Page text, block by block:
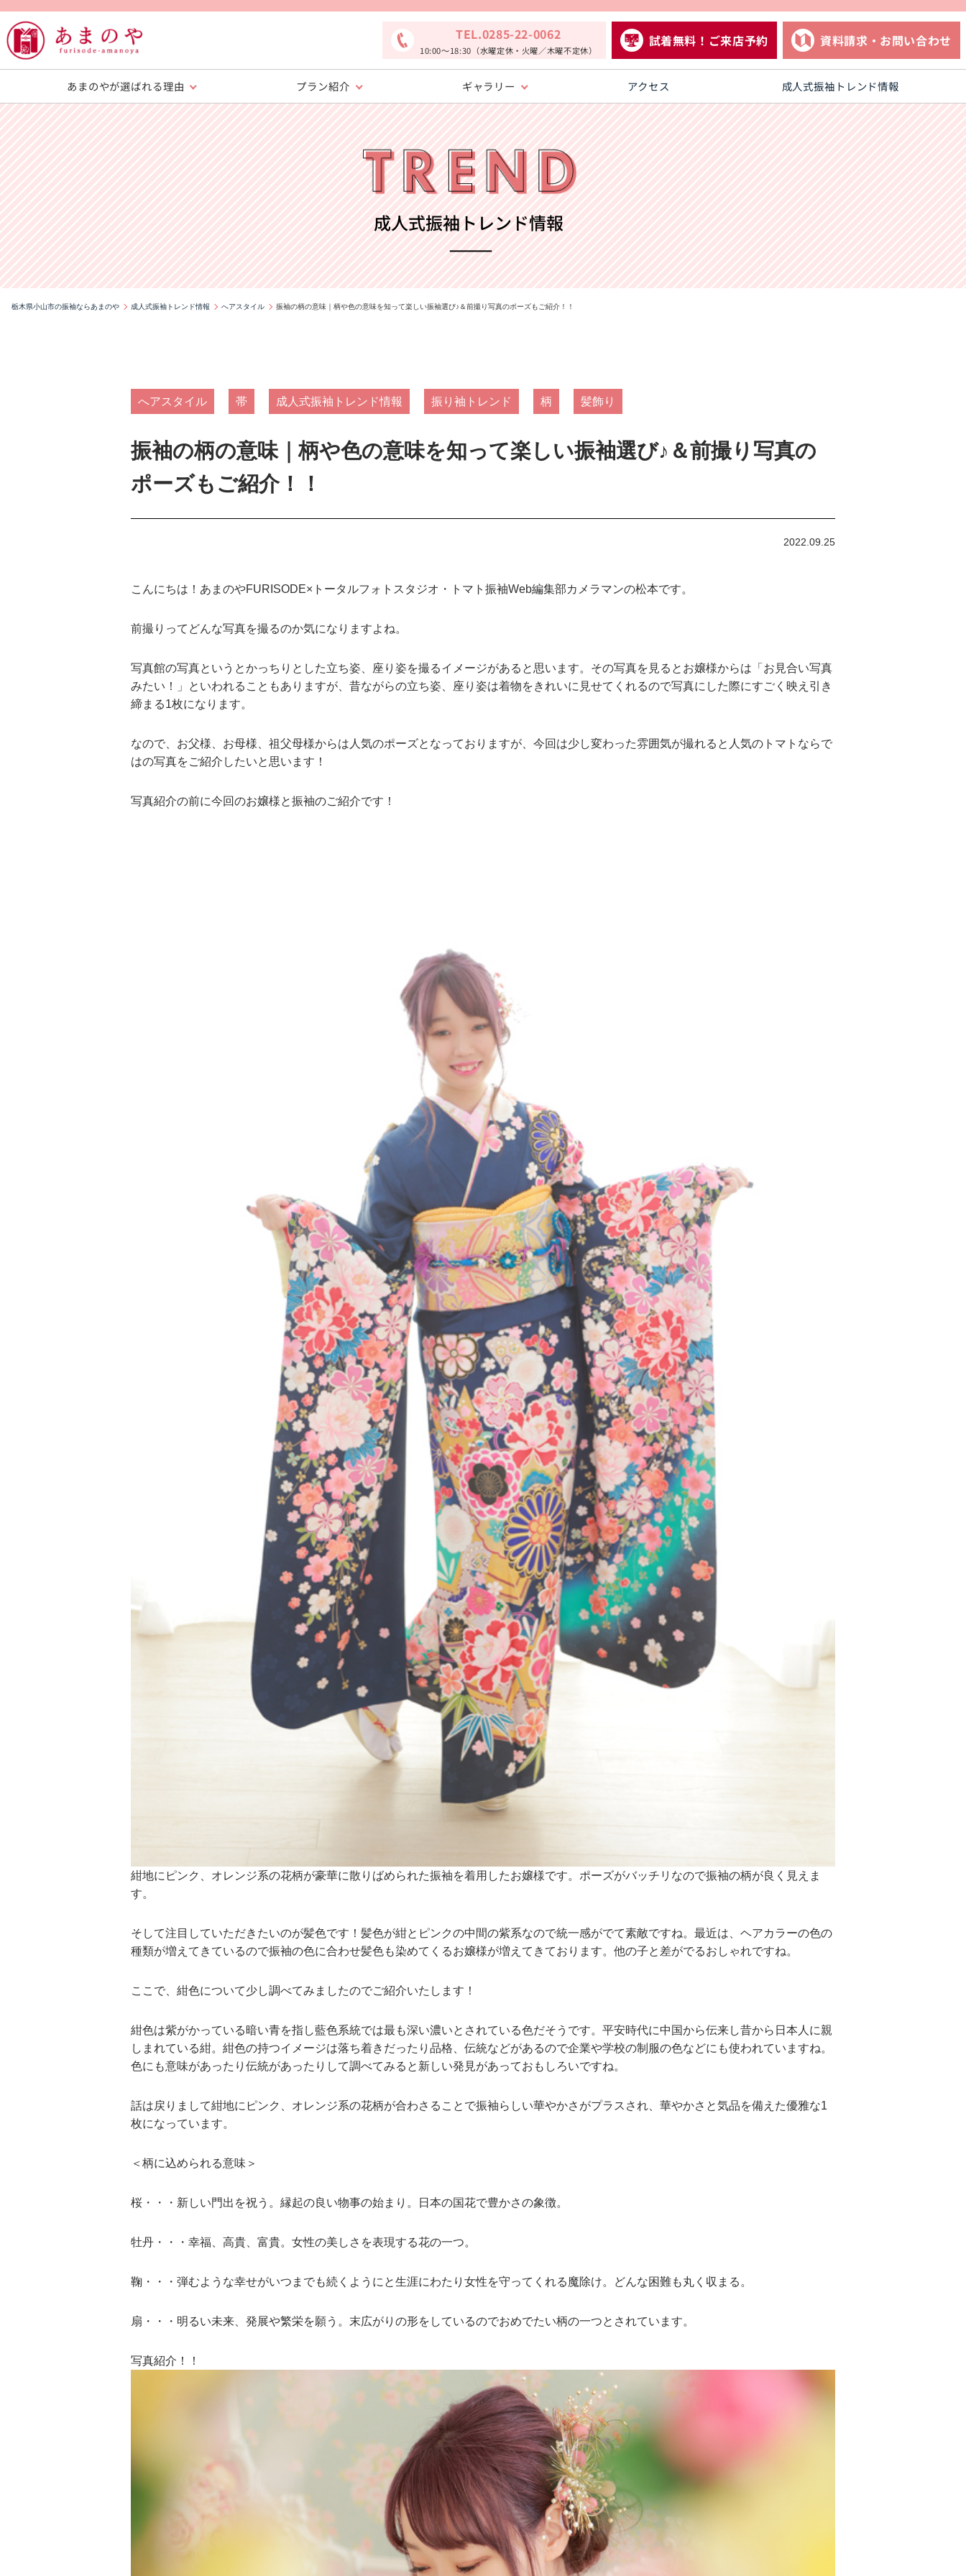
TEL.0285-22-0062
10:00〜18:30（水曜定休・火曜／木曜不定休）
試着無料！ご来店予約 資料請求・お問い合わせ
あまのやが選ばれる理由 プラン紹介 ギャラリー アクセス 成人式振袖トレンド情報
栃木県小山市の振袖ならあまのや 成人式振袖トレンド情報 へアスタイル 振袖の柄の意味｜柄や色の意味を知って楽しい振袖選び♪＆前撮り写真のポーズもご紹介！！
へアスタイル 帯 成人式振袖トレンド情報 振り袖トレンド 柄 髪飾り
振袖の柄の意味｜柄や色の意味を知って楽しい振袖選び♪＆前撮り写真の
ポーズもご紹介！！
2022.09.25
こんにちは！あまのやFURISODE×トータルフォトスタジオ・トマト振袖Web編集部カメラマンの松本です。
前撮りってどんな写真を撮るのか気になりますよね。
写真館の写真というとかっちりとした立ち姿、座り姿を撮るイメージがあると思います。その写真を見るとお嬢様からは「お見合い写真
みたい！」といわれることもありますが、昔ながらの立ち姿、座り姿は着物をきれいに見せてくれるので写真にした際にすごく映え引き
締まる1枚になります。
なので、お父様、お母様、祖父母様からは人気のポーズとなっておりますが、今回は少し変わった雰囲気が撮れると人気のトマトならで
はの写真をご紹介したいと思います！
写真紹介の前に今回のお嬢様と振袖のご紹介です！
紺地にピンク、オレンジ系の花柄が豪華に散りばめられた振袖を着用したお嬢様です。ポーズがバッチリなので振袖の柄が良く見えま
す。
そして注目していただきたいのが髪色です！髪色が紺とピンクの中間の紫系なので統一感がでて素敵ですね。最近は、ヘアカラーの色の
種類が増えてきているので振袖の色に合わせ髪色も染めてくるお嬢様が増えてきております。他の子と差がでるおしゃれですね。
ここで、紺色について少し調べてみましたのでご紹介いたします！
紺色は紫がかっている暗い青を指し藍色系統では最も深い濃いとされている色だそうです。平安時代に中国から伝来し昔から日本人に親
しまれている紺。紺色の持つイメージは落ち着きだったり品格、伝統などがあるので企業や学校の制服の色などにも使われていますね。
色にも意味があったり伝統があったりして調べてみると新しい発見があっておもしろいですね。
話は戻りまして紺地にピンク、オレンジ系の花柄が合わさることで振袖らしい華やかさがプラスされ、華やかさと気品を備えた優雅な1
枚になっています。
＜柄に込められる意味＞
桜・・・新しい門出を祝う。縁起の良い物事の始まり。日本の国花で豊かさの象徴。
牡丹・・・幸福、高貴、富貴。女性の美しさを表現する花の一つ。
鞠・・・弾むような幸せがいつまでも続くようにと生涯にわたり女性を守ってくれる魔除け。どんな困難も丸く収まる。
扇・・・明るい未来、発展や繁栄を願う。末広がりの形をしているのでおめでたい柄の一つとされています。
写真紹介！！